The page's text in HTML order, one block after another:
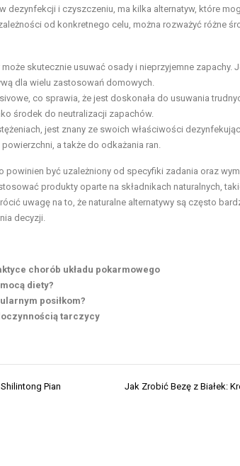
dezynfekcji i czyszczeniu, ma kilka alternatyw, które
od konkretnego celu, można rozważyć różne
skutecznie usuwać osady i nieprzyjemne zapachy.
dla wielu zastosowań domowych.
co sprawia, że jest doskonała do usuwania
środek do neutralizacji zapachów.
jest znany ze swoich właściwości
a także do odkażania ran.
być uzależniony od specyfiki zadania oraz
produkty oparte na składnikach naturalnych,
uwagę na to, że naturalne alternatywy są często
decyzji.
chorób układu pokarmowego
diety?
posiłkom?
tarczycy
Pian Jak Zrobić Bezę z Białek: